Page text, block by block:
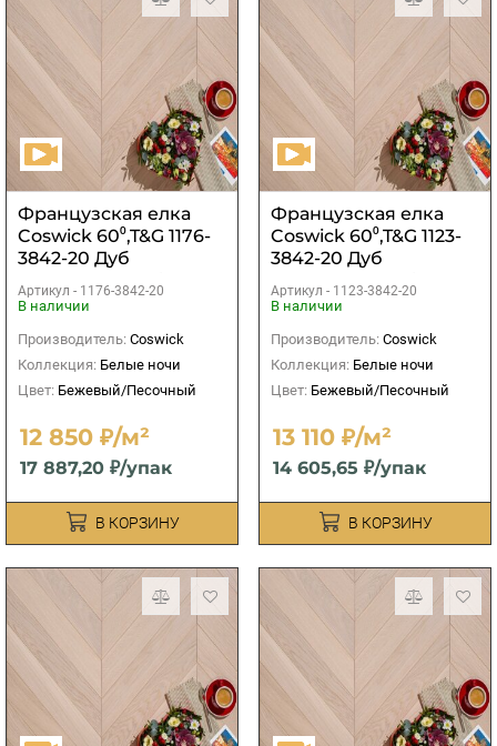
Французская елка
Coswick 60⁰,T&G 1176-
3842-20 Дуб
Акварельный белый
рустикальный 1
Артикул - 1176-3842-20
В наличии
Производитель: Coswick
Коллекция: Белые ночи
Цвет: Бежевый/Песочный
12 850 ₽/м²
17 887,20 ₽/упак
В КОРЗИНУ
Французская елка
Coswick 60⁰,T&G 1123-
3842-20 Дуб
Акварельный белый
рустикальный 1
Артикул - 1123-3842-20
В наличии
Производитель: Coswick
Коллекция: Белые ночи
Цвет: Бежевый/Песочный
13 110 ₽/м²
14 605,65 ₽/упак
В КОРЗИНУ